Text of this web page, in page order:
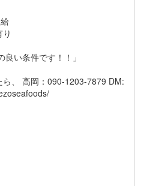
い条件です！！」
、 高岡：090-1203-7879 DM: